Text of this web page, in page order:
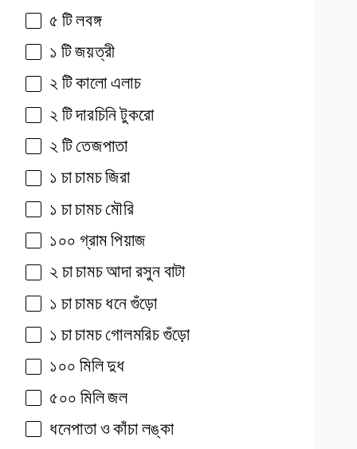
৫ টিলবঙ্গ
১ টিজয়ত্রী
২ টিকালোএলাচ
২ টিদারচিনি টুকরো
২ টিতেজপাতা
১ চাচামচজিরা
১ চাচামচমৌরি
১০০ গ্রাম পিয়াজ
২ চাচামচআদারসুন বাটা
১ চাচামচ ধনে গুঁড়ো
১ চাচামচগোলমরিচ গুঁড়ো
১০০ মিলিদুধ
৫০০ মিলিজল
ধনেপাতাও কাঁচালঙ্কা